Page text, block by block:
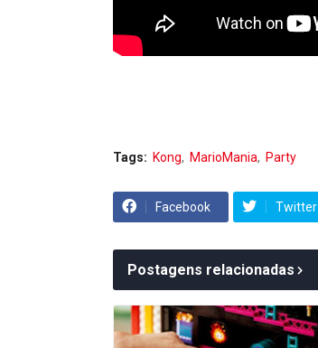
Tags: Kong MarioMania Party
Facebook Twitter
Postagens relacionadas